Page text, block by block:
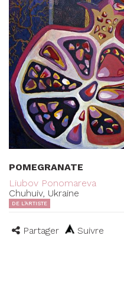
POMEGRANATE
Liubov Ponomareva
Chuhuiv, Ukraine
DE L'ARTISTE
Partager Suivre